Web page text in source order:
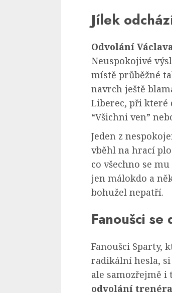
Jílek
Odvolání
Neuspokojivé
místě průběžné
navrch ještě
Liberec, při které
“Všichni ven”
Jeden z
vběhl na hrací
co všechno se
jen málokdo a
bohužel nepatří.
Fanoušci
Fanoušci Sparty,
radikální hesla,
ale samozřejmě
odvolání trenéra